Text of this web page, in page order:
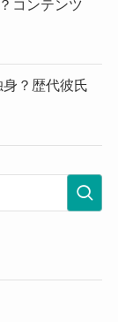
コンテンツ
身？歴代彼氏